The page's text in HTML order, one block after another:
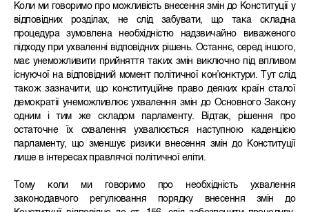
Коли ми говоримо про можливість внесення змін до Конституції у
відповідних розділах, не слід забувати, що така складна
процедура зумовлена необхідністю надзвичайно виваженого
підходу при ухваленні відповідних рішень. Останнє, серед іншого,
має унеможливити прийняття таких змін виключно під впливом
існуючої на відповідний момент політичної кон’юнктури. Тут слід
також зазначити, що конституційне право деяких країн сталої
демократії унеможливлює ухвалення змін до Основного Закону
одним і тим же складом парламенту. Відтак, рішення про
остаточне їх схвалення ухвалюється наступною каденцією
парламенту, що зменшує ризики внесення змін до Конституції
лише в інтересах правлячої політичної еліти.
Тому коли ми говоримо про необхідність ухвалення
законодавчого регулювання порядку внесення змін до